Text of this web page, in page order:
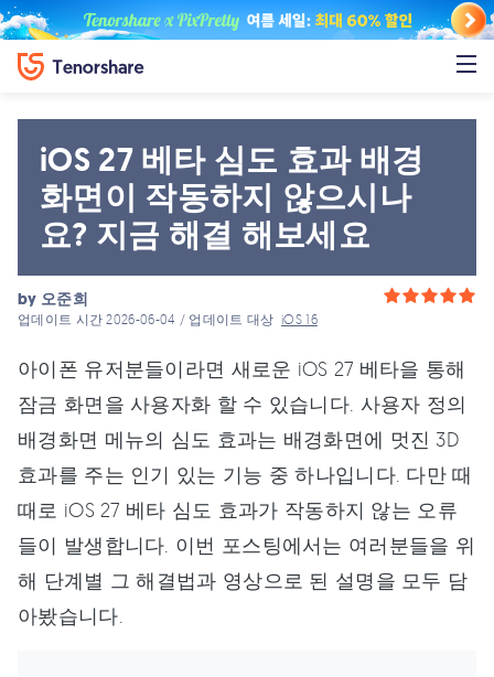
iOS 27 베타 심도 효과 배경
화면이 작동하지 않으시나
요? 지금 해결 해보세요
by 오준희
업데이트 시간 2026-06-04 / 업데이트 대상iOS 16
아이폰 유저분들이라면 새로운 iOS 27 베타을 통해
잠금 화면을 사용자화 할 수 있습니다. 사용자 정의
배경화면 메뉴의 심도 효과는 배경화면에 멋진 3D
효과를 주는 인기 있는 기능 중 하나입니다. 다만 때
때로 iOS 27 베타 심도 효과가 작동하지 않는 오류
들이 발생합니다. 이번 포스팅에서는 여러분들을 위
해 단계별 그 해결법과 영상으로 된 설명을 모두 담
아봤습니다.